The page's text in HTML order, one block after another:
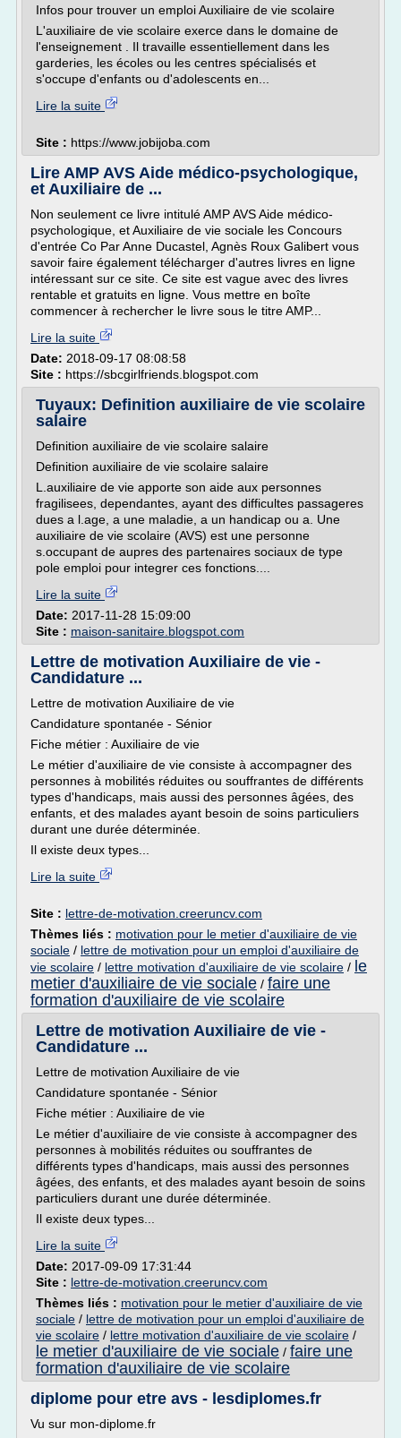
Infos pour trouver un emploi Auxiliaire de vie scolaire
L'auxiliaire de vie scolaire exerce dans le domaine de
l'enseignement . Il travaille essentiellement dans les
garderies, les écoles ou les centres spécialisés et
s'occupe d'enfants ou d'adolescents en...
Lire la suite
Site : https://www.jobijoba.com
Lire AMP AVS Aide médico-psychologique,
et Auxiliaire de ...
Non seulement ce livre intitulé AMP AVS Aide médico-
psychologique, et Auxiliaire de vie sociale les Concours
d'entrée Co Par Anne Ducastel, Agnès Roux Galibert vous
savoir faire également télécharger d'autres livres en ligne
intéressant sur ce site. Ce site est vague avec des livres
rentable et gratuits en ligne. Vous mettre en boîte
commencer à rechercher le livre sous le titre AMP...
Lire la suite
Date: 2018-09-17 08:08:58
Site : https://sbcgirlfriends.blogspot.com
Tuyaux: Definition auxiliaire de vie scolaire
salaire
Definition auxiliaire de vie scolaire salaire
Definition auxiliaire de vie scolaire salaire
L.auxiliaire de vie apporte son aide aux personnes
fragilisees, dependantes, ayant des difficultes passageres
dues a l.age, a une maladie, a un handicap ou a. Une
auxiliaire de vie scolaire (AVS) est une personne
s.occupant de aupres des partenaires sociaux de type
pole emploi pour integrer ces fonctions....
Lire la suite
Date: 2017-11-28 15:09:00
Site : maison-sanitaire.blogspot.com
Lettre de motivation Auxiliaire de vie -
Candidature ...
Lettre de motivation Auxiliaire de vie
Candidature spontanée - Sénior
Fiche métier : Auxiliaire de vie
Le métier d'auxiliaire de vie consiste à accompagner des
personnes à mobilités réduites ou souffrantes de différents
types d'handicaps, mais aussi des personnes âgées, des
enfants, et des malades ayant besoin de soins particuliers
durant une durée déterminée.
Il existe deux types...
Lire la suite
Site : lettre-de-motivation.creeruncv.com
Thèmes liés : motivation pour le metier d'auxiliaire de vie
sociale / lettre de motivation pour un emploi d'auxiliaire de
vie scolaire / lettre motivation d'auxiliaire de vie scolaire / le
metier d'auxiliaire de vie sociale / faire une
formation d'auxiliaire de vie scolaire
Lettre de motivation Auxiliaire de vie -
Candidature ...
Lettre de motivation Auxiliaire de vie
Candidature spontanée - Sénior
Fiche métier : Auxiliaire de vie
Le métier d'auxiliaire de vie consiste à accompagner des
personnes à mobilités réduites ou souffrantes de
différents types d'handicaps, mais aussi des personnes
âgées, des enfants, et des malades ayant besoin de soins
particuliers durant une durée déterminée.
Il existe deux types...
Lire la suite
Date: 2017-09-09 17:31:44
Site : lettre-de-motivation.creeruncv.com
Thèmes liés : motivation pour le metier d'auxiliaire de vie
sociale / lettre de motivation pour un emploi d'auxiliaire de
vie scolaire / lettre motivation d'auxiliaire de vie scolaire /
le metier d'auxiliaire de vie sociale / faire une
formation d'auxiliaire de vie scolaire
diplome pour etre avs - lesdiplomes.fr
Vu sur mon-diplome.fr